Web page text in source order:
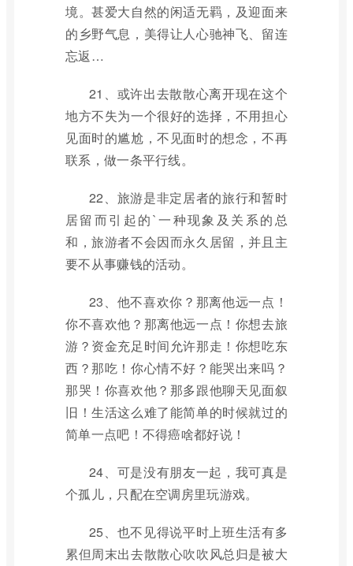
境。甚爱大自然的闲适无羁，及迎面来
的乡野气息，美得让人心驰神飞、留连
忘返…
21、或许出去散散心离开现在这个
地方不失为一个很好的选择，不用担心
见面时的尴尬，不见面时的想念，不再
联系，做一条平行线。
22、旅游是非定居者的旅行和暂时
居留而引起的`一种现象及关系的总
和，旅游者不会因而永久居留，并且主
要不从事赚钱的活动。
23、他不喜欢你？那离他远一点！
你不喜欢他？那离他远一点！你想去旅
游？资金充足时间允许那走！你想吃东
西？那吃！你心情不好？能哭出来吗？
那哭！你喜欢他？那多跟他聊天见面叙
旧！生活这么难了能简单的时候就过的
简单一点吧！不得癌啥都好说！
24、可是没有朋友一起，我可真是
个孤儿，只配在空调房里玩游戏。
25、也不见得说平时上班生活有多
累但周末出去散散心吹吹风总归是被大